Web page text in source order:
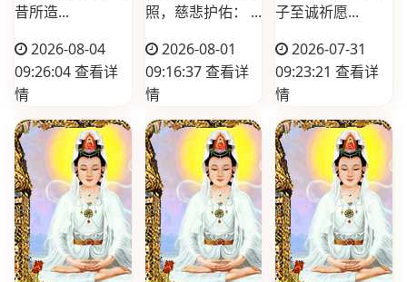
昔所造...
2026-08-04
09:26:04查看详
情
照，慈悲护佑： ...
2026-08-01
09:16:37查看详
情
子至诚祈愿...
2026-07-31
09:23:21 查看详
情